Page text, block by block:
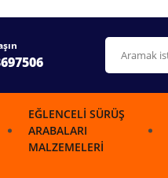
EĞLENCELI SÜRÜŞ
ARABALARI
MALZEMELERI